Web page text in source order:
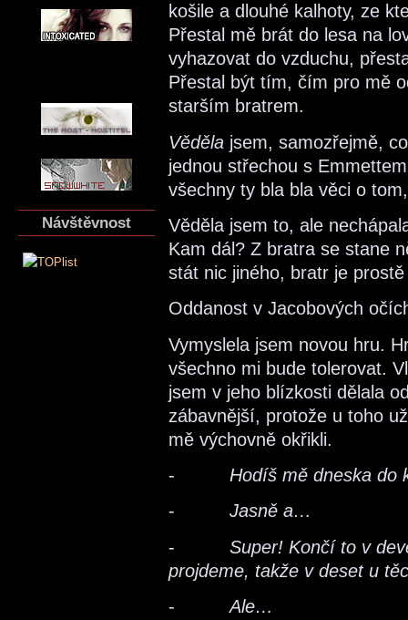
Návštěvnost
košile a dlouhé kalhoty, ze
Přestal mě brát do lesa na
vyhazovat do vzduchu,
Přestal být tím, čím pro mě
starším bratrem.
Věděla jsem, samozřejmě,
jednou střechou s
všechny ty bla bla věci o
Věděla jsem to, ale
Kam dál? Z bratra se stane
stát nic jiného, bratr je
Oddanost v Jacobových
Vymyslela jsem novou hru.
všechno mi bude tolerovat.
jsem v jeho blízkosti dělala
zábavnější, protože u toho
mě výchovně okřikli.
- Hodíš mě dneska do
- Jasně a…
- Super! Končí to v
projdeme, takže v deset u
-Ale…